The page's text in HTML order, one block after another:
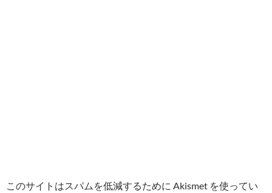
このサイトはスパムを低減するために Akismet を使ってい